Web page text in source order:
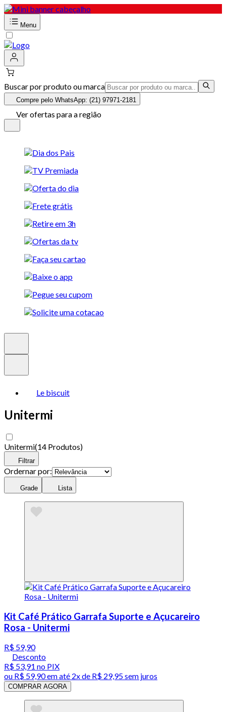
Menu
Buscar por produto ou marca
Compre pelo WhatsApp: (21) 97971-2181
Ver ofertas para a região
Le biscuit
Unitermi
Unitermi(14 Produtos)
Filtrar
Ordernar por:
Grade Lista
Kit Café Prático Garrafa Suporte e Açucareiro
Rosa - Unitermi
R$ 59,90
Desconto
R$ 53,91 no PIX
ou R$ 59,90em até 2x de R$ 29,95 sem juros
COMPRAR AGORA